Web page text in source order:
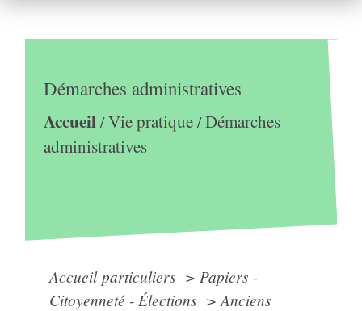
Démarches administratives
Accueil/Vie pratique/Démarches
administratives
Accueil particuliers > Papiers -
Citoyenneté - Élections > Anciens